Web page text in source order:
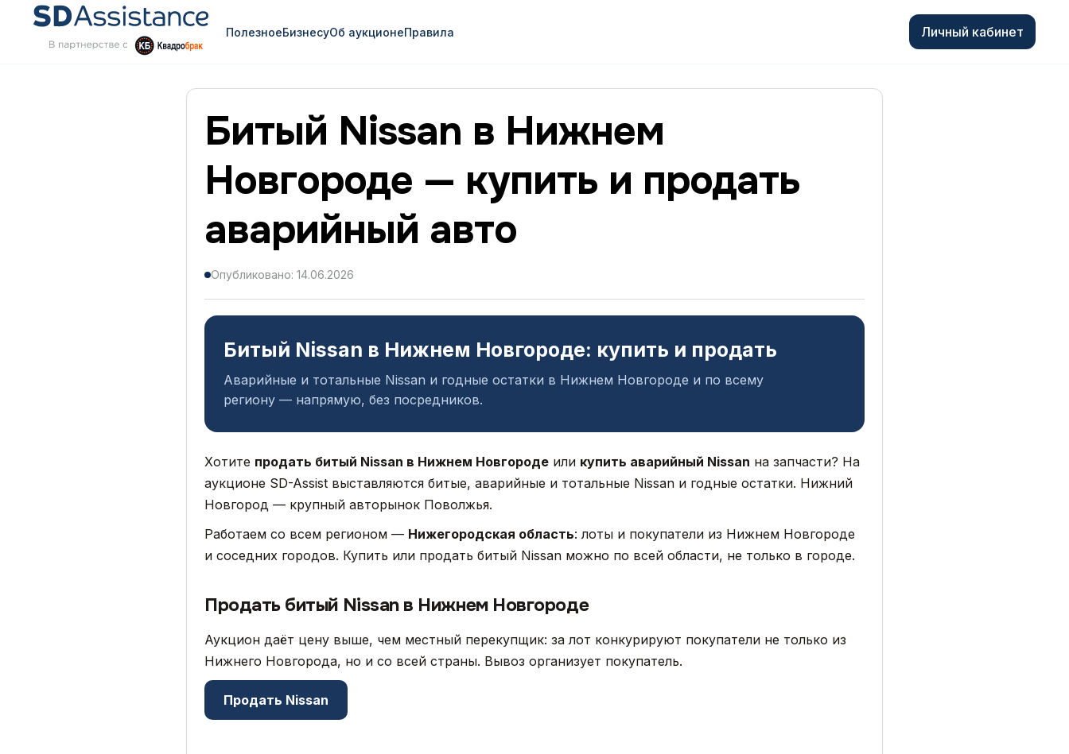
ПолезноеБизнесуОб аукционеПравила Личный кабинет
Битый Nissan в Нижнем
Новгороде — купить и продать
аварийный авто
Опубликовано: 14.06.2026
Битый Nissan в Нижнем Новгороде: купить и продать
Аварийные и тотальные Nissan и годные остатки в Нижнем Новгороде и по всему
региону — напрямую, без посредников.
Хотите продать битый Nissan в Нижнем Новгороде или купить аварийный Nissan на запчасти? На
аукционе SD-Assist выставляются битые, аварийные и тотальные Nissan и годные остатки. Нижний
Новгород — крупный авторынок Поволжья.
Работаем со всем регионом — Нижегородская область: лоты и покупатели из Нижнем Новгороде
и соседних городов. Купить или продать битый Nissan можно по всей области, не только в городе.
Продать битый Nissan в Нижнем Новгороде
Аукцион даёт цену выше, чем местный перекупщик: за лот конкурируют покупатели не только из
Нижнего Новгорода, но и со всей страны. Вывоз организует покупатель.
Продать Nissan